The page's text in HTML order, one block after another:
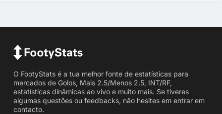
O FootyStats é a tua melhor fonte de estatísticas para
mercados de Golos, Mais 2.5/Menos 2.5, INT/RF,
estatísticas dinâmicas ao vivo e muito mais. Se tiveres
algumas questões ou feedbacks, não hesites em entrar em
contacto.